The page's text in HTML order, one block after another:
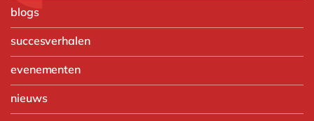
blogs
succesverhalen
evenementen
nieuws